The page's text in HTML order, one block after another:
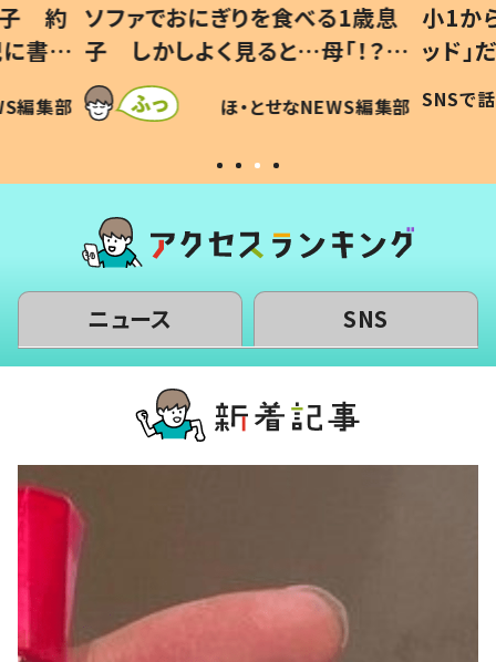
子 約
書い
編集部
ソファでおにぎりを食べる1歳息
子 しかしよく見ると…母「！？」
すべてを察した母の投稿に「可愛
いから許す！」「現行犯〜」
ほ・とせなNEWS編集部
小1か
ッド
作り
#令和
SNSで
ニュース SNS